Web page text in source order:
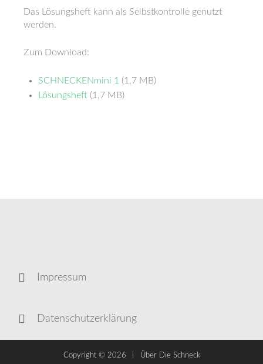
Das Lösungsheft kann als Selbstkontrolle genutzt
werden.
Zum Download:
SCHNECKENmini 1 (1,7 MB)
Lösungsheft (1,7 MB)
Impressum
Datenschutzerklärung
Copyright © 2026 Über Die Schneck